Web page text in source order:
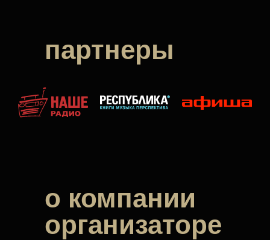
партнеры
о компании
организаторе